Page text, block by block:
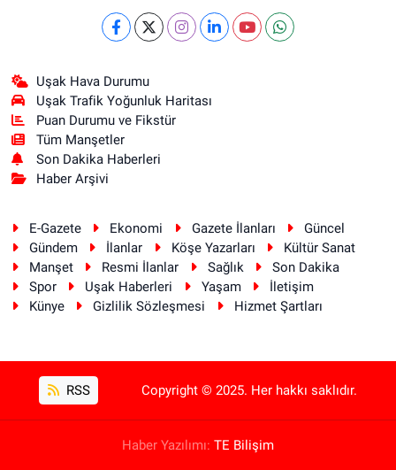
Uşak Hava Durumu
Uşak Trafik Yoğunluk Haritası
Puan Durumu ve Fikstür
Tüm Manşetler
Son Dakika Haberleri
Haber Arşivi
E-Gazete Ekonomi Gazete İlanları
Güncel
Gündem
İlanlar Köşe Yazarları
Kültür Sanat
Manşet
Resmi İlanlar Sağlık
Son Dakika
Spor
Uşak Haberleri Yaşam
İletişim
Künye
Gizlilik Sözleşmesi Hizmet Şartları
RSS Copyright © 2025. Her hakkı saklıdır.
Haber Yazılımı: TE Bilişim